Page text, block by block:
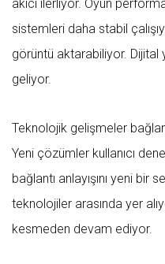
akıcı ilerliyor. Oyun
sistemleri daha stabil
görüntü aktarabiliyor.
geliyor.
Teknolojik gelişmeler
Yeni çözümler kullanıcı
bağlantı anlayışını yeni bir
teknolojiler arasında yer
kesmeden devam ediyor.